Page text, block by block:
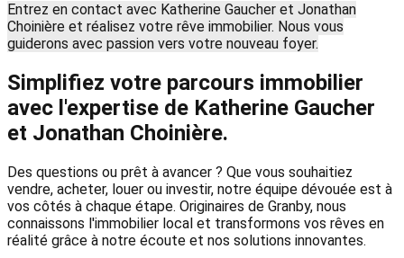
Entrez en contact avec Katherine Gaucher et Jonathan
Choinière et réalisez votre rêve immobilier. Nous vous
guiderons avec passion vers votre nouveau foyer.
Simplifiez votre parcours immobilier
avec l'expertise de Katherine Gaucher
et Jonathan Choinière.
Des questions ou prêt à avancer ? Que vous souhaitiez
vendre, acheter, louer ou investir, notre équipe dévouée est à
vos côtés à chaque étape. Originaires de Granby, nous
connaissons l'immobilier local et transformons vos rêves en
réalité grâce à notre écoute et nos solutions innovantes.